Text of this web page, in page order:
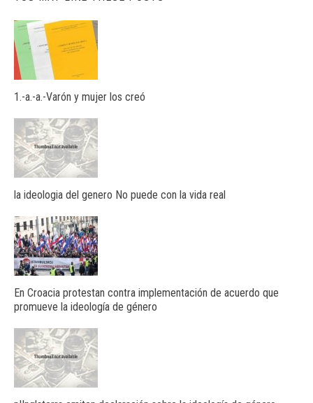
1.-a.-a.-Varón y mujer los creó
la ideologia del genero No puede con la vida real
En Croacia protestan contra implementación de acuerdo que
promueve la ideología de género